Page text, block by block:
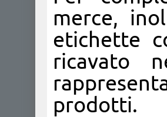
merce,
etichette
ricavato
prodotti.